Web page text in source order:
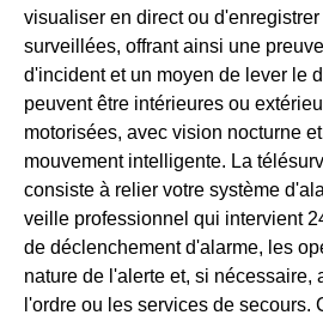
visualiser en direct ou
surveillées, offrant ainsi une
d'incident et un moyen de lever le
peuvent être intérieures ou
motorisées, avec vision nocturne
mouvement intelligente. La
consiste à relier votre système
veille professionnel qui intervient
de déclenchement d'alarme, les
nature de l'alerte et, si nécessaire,
l'ordre ou les services de secours.